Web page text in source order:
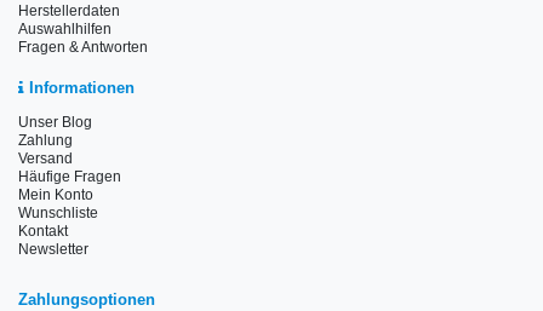
Herstellerdaten
Auswahlhilfen
Fragen & Antworten
Informationen
Unser Blog
Zahlung
Versand
Häufige Fragen
Mein Konto
Wunschliste
Kontakt
Newsletter
Zahlungsoptionen